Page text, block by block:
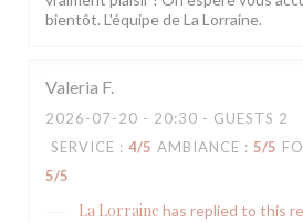
bientôt. L'équipe de La Lorraine.
Valeria F
2026-07-20 - 20:30 - GUESTS 2
SERVICE : 4/5 AMBIANCE : 5/5
5/5
La Lorraine has replied to this